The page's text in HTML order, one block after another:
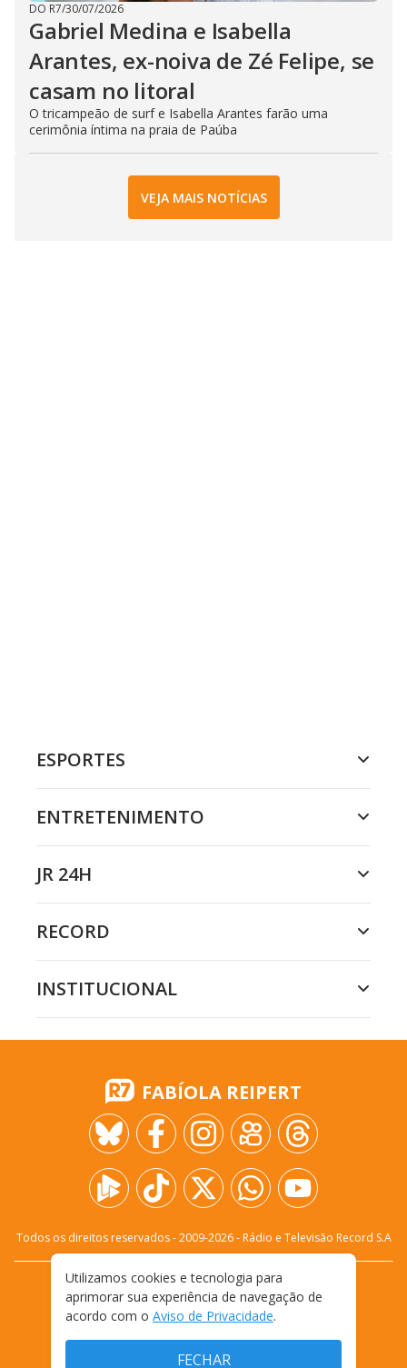
DO R7/30/07/2026
Gabriel Medina e Isabella
Arantes, ex-noiva de Zé Felipe, se
casam no litoral
O tricampeão de surf e Isabella Arantes farão uma
cerimônia íntima na praia de Paúba
VEJA MAIS NOTÍCIAS
ESPORTES
ENTRETENIMENTO
JR 24H
RECORD
INSTITUCIONAL
FABÍOLA REIPERT
Todos os direitos reservados - 2009-2026- Rádio e Televisão Record S.A
FALE CONOSCO
PRIVACIDADE
TERMOS E CONDIÇÕES DE USO
Utilizamos cookies e tecnologia para
aprimorar sua experiência de navegação de
acordo com o Aviso de Privacidade.
FECHAR